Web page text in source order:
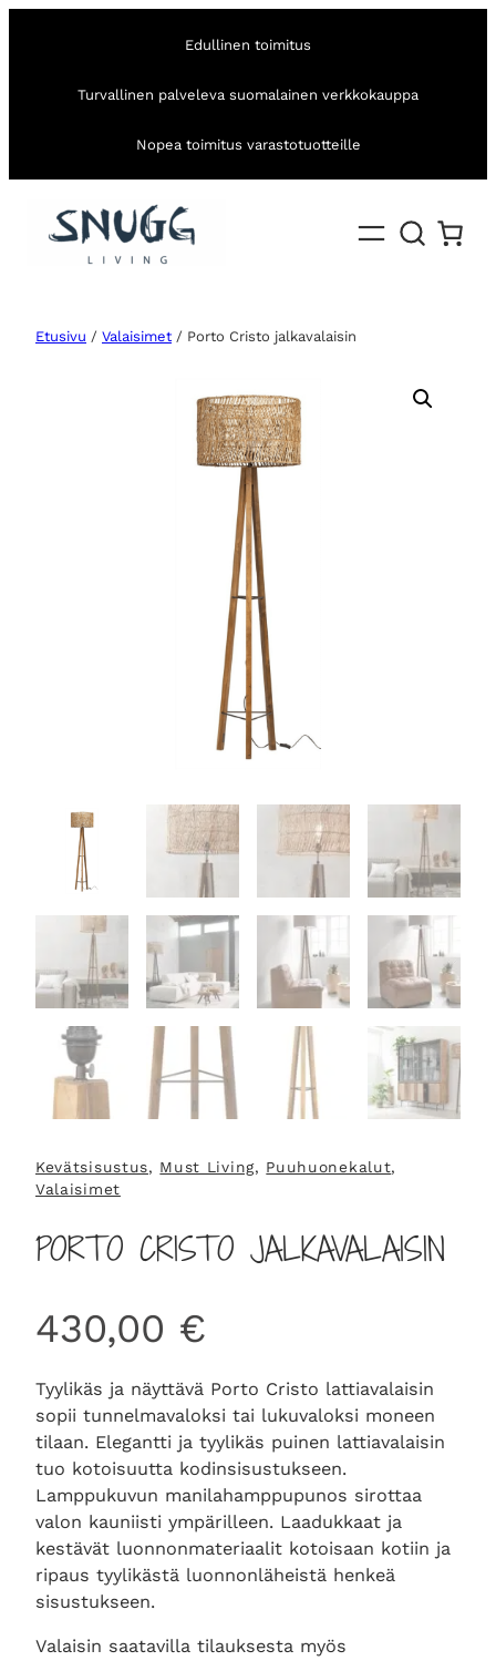
Edullinen toimitus
Turvallinen palveleva suomalainen verkkokauppa
Nopea toimitus varastotuotteille
Etusivu / Valaisimet / Porto Cristo jalkavalaisin
Kevätsisustus, Must Living, Puuhuonekalut
Valaisimet
PORTO CRISTO JALKAVALAISIN
430,00 €
Tyylikäs ja näyttävä Porto Cristo lattiavalaisin
sopii tunnelmavaloksi tai lukuvaloksi moneen
tilaan. Elegantti ja tyylikäs puinen lattiavalaisin
tuo kotoisuutta kodinsisustukseen.
Lamppukuvun manilahamppupunos sirottaa
valon kauniisti ympärilleen. Laadukkaat ja
kestävät luonnonmateriaalit kotoisaan kotiin ja
ripaus tyylikästä luonnonläheistä henkeä
sisustukseen.
Valaisin saatavilla tilauksesta myös